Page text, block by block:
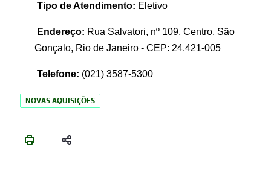
Tipo de Atendimento: Eletivo
Endereço: Rua Salvatori, nº 109, Centro, São
Gonçalo, Rio de Janeiro - CEP: 24.421-005
Telefone: (021) 3587-5300
NOVAS AQUISIÇÕES